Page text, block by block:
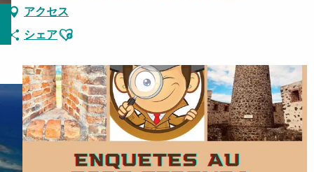
アクセス
シェアAjouter aux favoris